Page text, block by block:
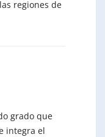
regiones de
grado que
integra el